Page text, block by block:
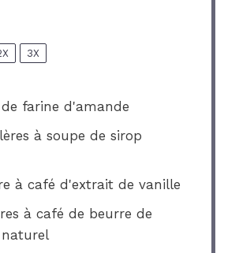
3X
farine d'amande
à soupe de sirop
à café d'extrait de vanille
à café de beurre de